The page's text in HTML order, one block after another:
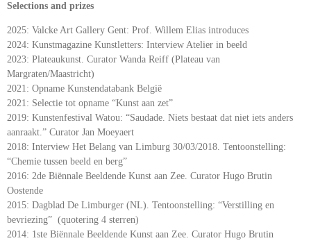
Selections and prizes
2025: Valcke Art Gallery Gent: Prof. Willem Elias introduces
2024: Kunstmagazine Kunstletters: Interview Atelier in beeld
2023: Plateaukunst. Curator Wanda Reiff (Plateau van
Margraten/Maastricht)
2021: Opname Kunstendatabank België
2021: Selectie tot opname “Kunst aan zet”
2019: Kunstenfestival Watou: “Saudade. Niets bestaat dat niet iets anders
aanraakt.” Curator Jan Moeyaert
2018: Interview Het Belang van Limburg 30/03/2018. Tentoonstelling:
“Chemie tussen beeld en berg”
2016: 2de Biënnale Beeldende Kunst aan Zee. Curator Hugo Brutin
Oostende
2015: Dagblad De Limburger (NL). Tentoonstelling: “Verstilling en
bevriezing” (quotering 4 sterren)
2014: 1ste Biënnale Beeldende Kunst aan Zee. Curator Hugo Brutin